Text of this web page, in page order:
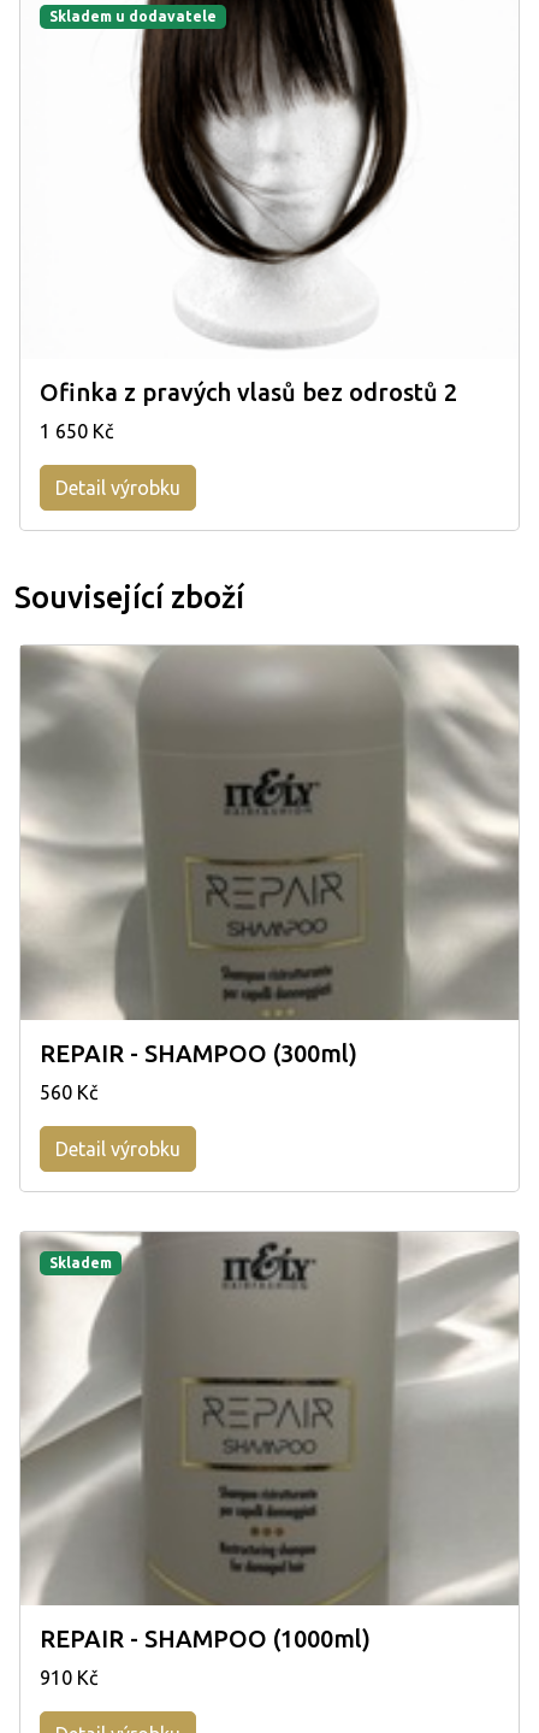
Skladem u dodavatele
Ofinka z pravých vlasů bez odrostů 2
1 650 Kč
Detail výrobku
Související zboží
REPAIR - SHAMPOO (300ml)
560 Kč
Detail výrobku
Skladem
REPAIR - SHAMPOO (1000ml)
910 Kč